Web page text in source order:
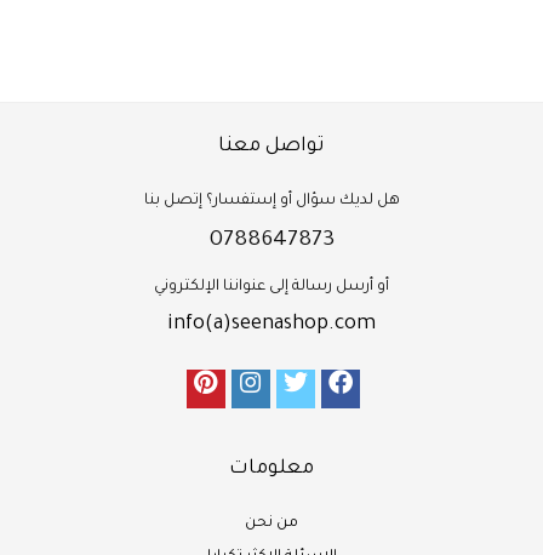
تواصل معنا
هل لديك سؤال أو إستفسار؟ إتصل بنا
0788647873
أو أرسل رسالة إلى عنواننا الإلكتروني
info(a)seenashop.com
معلومات
من نحن